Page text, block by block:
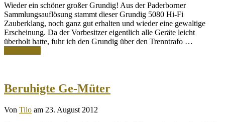
Wieder ein schöner großer Grundig! Aus der Paderborner
Sammlungsauflösung stammt dieser Grundig 5080 Hi-Fi
Zauberklang, noch ganz gut erhalten und wieder eine gewaltige
Erscheinung. Da der Vorbesitzer eigentlich alle Geräte leicht
überholt hatte, fuhr ich den Grundig über den Trenntrafo …
Beruhigte Ge-Müter
Von Tilo am 23. August 2012